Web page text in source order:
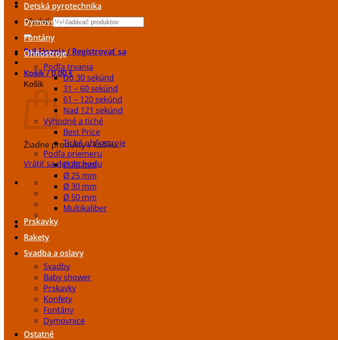
Hľadať:
Prihlásenie / Registrovať sa
Košík /0,00€
Košík
Žiadne produkty v košíku.
Vrátiť sa do obchodu
Detská pyrotechnika
Dymovnice
Fontány
Ohňostroje
Podľa trvania
Do 30 sekúnd
31 – 60 sekúnd
61 – 120 sekúnd
Nad 121 sekúnd
Výhodné a tiché
Best Price
Tiché ohňostroje
Podľa priemeru
Ø 20 mm
Ø 25 mm
Ø 30 mm
Ø 50 mm
Multikaliber
Prskavky
Rakety
Svadba a oslavy
Svadby
Baby shower
Prskavky
Konfety
Fontány
Dymovnice
Ostatné